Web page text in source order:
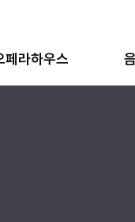
페라하우스